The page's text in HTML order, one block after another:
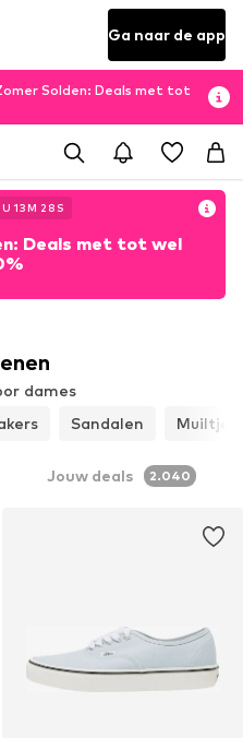
Ga naar de app
Solden: Deals met tot
U 13M 26 S
Deals met tot wel
dames
Sandalen Muiltjes
Jouw deals 2.040